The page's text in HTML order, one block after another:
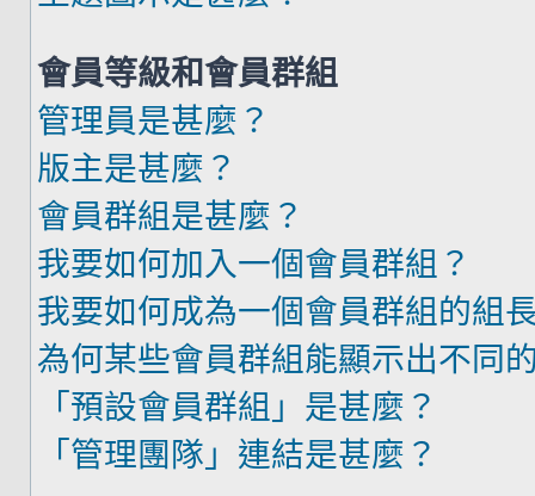
會員等級和會員群組
管理員是甚麼？
版主是甚麼？
會員群組是甚麼？
我要如何加入一個會員群組？
我要如何成為一個會員群組的組
為何某些會員群組能顯示出不同
「預設會員群組」是甚麼？
「管理團隊」連結是甚麼？